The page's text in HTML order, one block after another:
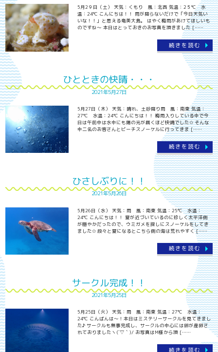
5月2９日（土） 天気：くもり 風：北西 気温：2５℃ 水
温：24℃ こんにちは！！ 雨が降らないだけで「今日天気い
いな！！」と思える奄美大島。 はやく梅雨があけてほしいも
のですね～ 本日はとっておきのお写真を頂きました [……
続きを読む
ひとときの快晴・・・
2021年5月27日
5月27日（木） 天気：晴れ、土砂降り雨 風：南東 気温：
27℃ 水温：24℃ こんにちは！！ 梅雨入りしている中で今
日は午前中は水中にも陽の光が届くほど快晴でした✩ そんな
中二名のお客さんとビーチスノーケルに行ってきま [……
続きを読む
ひさしぶりに！！
2021年5月26日
5月26日（水） 天気：雨 風：南東 気温：25℃ 水温：
24℃ こんにちは！！ 夏が近づいているのに珍しく太平洋側
が穏やかだったので、ウミガメを探しにスノーケルをしてき
ました✩ 段々と夏になるとこちら側の海は荒れやすく [……
続きを読む
サークル完成！！
2021年5月25日
5月25日（火） 天気：雨 風：南東 気温：27℃ 水温：
24℃ こんばんは～！本日はミステリーサークルを見てきまし
た♪ サークルも無事完成し、サークルの中心には卵が産卵さ
れておりましたヽ(´▽｀)/ お写真はM様から頂 [……
続きを読む